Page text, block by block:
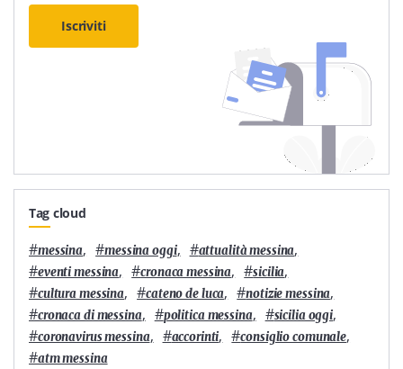
Iscriviti
Tag cloud
#messina, #messina oggi, #attualità messina,
#eventi messina, #cronaca messina, #sicilia,
#cultura messina, #cateno de luca, #notizie messina,
#cronaca di messina, #politica messina, #sicilia oggi,
#coronavirus messina, #accorinti, #consiglio comunale,
#atm messina